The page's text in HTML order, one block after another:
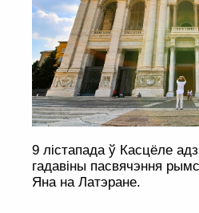
9 лістапада ў Касцёле
гадавіны пасвячэння
Яна на Латэране.